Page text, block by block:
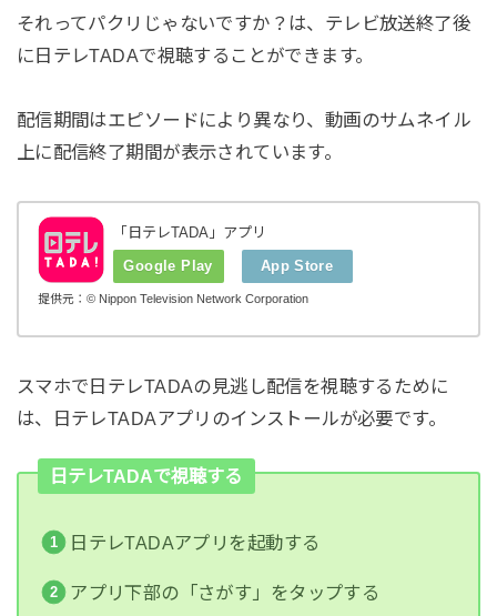
それってパクリじゃないですか？は、テレビ放送終了後
に日テレTADAで視聴することができます。
配信期間はエピソードにより異なり、動画のサムネイル
上に配信終了期間が表示されています。
「日テレTADA」アプリ
Google Play
App Store
提供元：© Nippon Television Network Corporation
スマホで日テレTADAの見逃し配信を視聴するために
は、日テレTADAアプリのインストールが必要です。
日テレTADAで視聴する
日テレTADAアプリを起動する
アプリ下部の「さがす」をタップする